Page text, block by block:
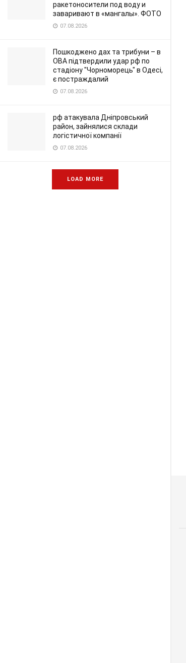
ракетоносители под воду и
заваривают в «мангалы». ФОТО
07.08.2026
Пошкоджено дах та трибуни – в
ОВА підтвердили удар рф по
стадіону "Чорноморець" в Одесі,
є постраждалий
07.08.2026
рф атакувала Дніпровський
район, зайнялися склади
логістичної компанії
07.08.2026
LOAD MORE